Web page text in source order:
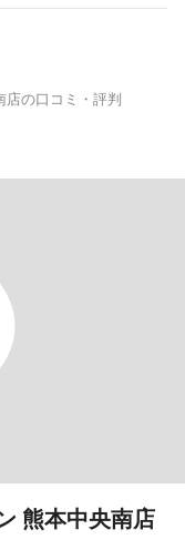
店の口コミ・評判
熊本中央南店